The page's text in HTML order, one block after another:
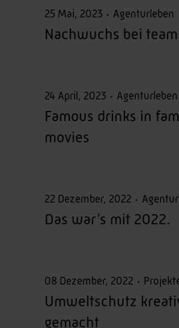
25 Mai, 2023 Agenturleben
Nachwuchs bei
24 April, 2023 Agenturleben
Famous drinks in
movies
22 Dezember, 2022
Das war’s mit 2022.
08 Dezember, 2022
Umweltschutz
gemacht